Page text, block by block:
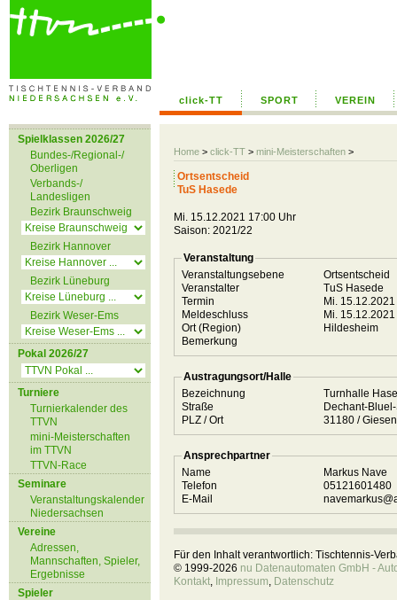
click-TT SPORT VEREIN
Home > click-TT > mini-Meisterschaften >
Spielklassen 2026/27
Bundes-/Regional-/
Oberligen
Verbands-/
Landesligen
Bezirk Braunschweig
Bezirk Hannover
Bezirk Lüneburg
Bezirk Weser-Ems
Pokal 2026/27
Turniere
Turnierkalender des
TTVN
mini-Meisterschaften
im TTVN
TTVN-Race
Seminare
Veranstaltungskalender
Niedersachsen
Vereine
Adressen,
Mannschaften, Spieler,
Ergebnisse
Spieler
Ortsentscheid
TuS Hasede
Mi. 15.12.2021 17:00 Uhr
Saison: 2021/22
Veranstaltung
Veranstaltungsebene
Ortsentscheid
Veranstalter
TuS Hasede
Termin
Mi.
Meldeschluss
Mi.
Ort (Region)
Hildesheim
Bemerkung
Austragungsort/Halle
Bezeichnung
Turnhalle
Straße
Dechant-
PLZ / Ort
31180 / Giesen
Ansprechpartner
Name
Markus Nave
Telefon
05121601480
E-Mail
Für den Inhalt verantwortlich: Tischtennis-
© 1999-2026 nu Datenautomaten GmbH -
Kontakt, Impressum, Datenschutz